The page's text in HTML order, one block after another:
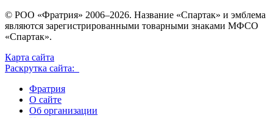
© РОО «Фратрия» 2006–2026. Название «Спартак» и эмблема
являются зарегистрированными товарными знаками МФСО
«Спартак».
Карта сайта
Раскрутка сайта:
Фратрия
О сайте
Об организации